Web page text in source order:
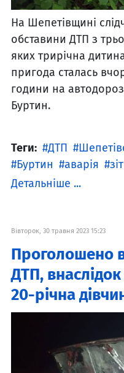
На Шепетівщині
обставини ДТП з
яких трирічна
пригода сталась
години на
Буртин.
Теги: ДТП
Буртин
аварія
Детальніше ...
Вівторок, 30 травня 2023 15:23
Проголошено
ДТП,
20-річна